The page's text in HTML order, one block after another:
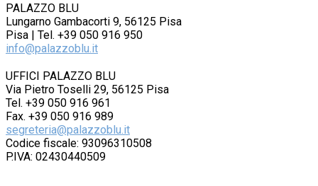
PALAZZO BLU
Lungarno Gambacorti 9, 56125 Pisa
Pisa | Tel. +39 050 916 950
info@palazzoblu.it
UFFICI PALAZZO BLU
Via Pietro Toselli 29, 56125 Pisa
Tel. +39 050 916 961
Fax. +39 050 916 989
segreteria@palazzoblu.it
Codice fiscale: 93096310508
P.IVA: 02430440509